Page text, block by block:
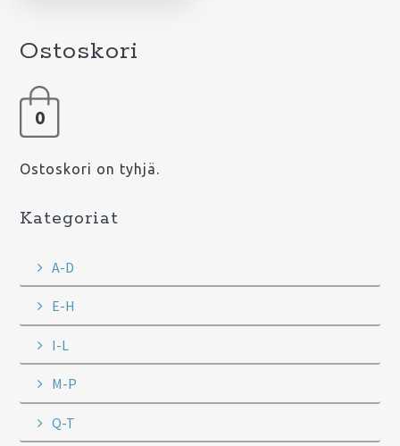
Ostoskori
0
Ostoskori on tyhjä.
Kategoriat
A-D
E-H
I-L
M-P
Q-T